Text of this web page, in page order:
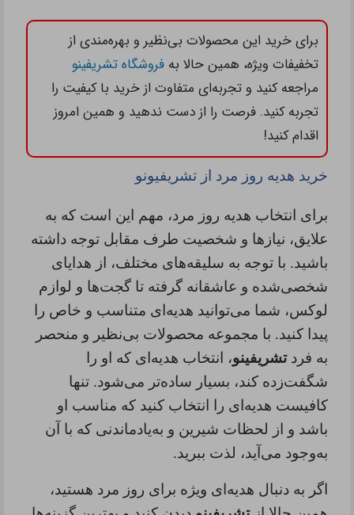
برای خرید این محصولات بی‌نظیر و بهره‌مندی از
تخفیفات ویژه، همین حالا به فروشگاه تشریفینو
مراجعه کنید و تجربه‌ای متفاوت از خرید با کیفیت را
تجربه کنید. فرصت را از دست ندهید و همین امروز
اقدام کنید!
خرید هدیه روز مرد از تشریفیونو
برای انتخاب هدیه روز مرد، مهم این است که به
علایق، نیازها و شخصیت طرف مقابل توجه داشته
باشید. با توجه به سلیقه‌های مختلف، از هدایای
شخصی‌شده و عاشقانه گرفته تا گجت‌ها و لوازم
لوکس، شما می‌توانید هدیه‌ای متناسب و خاص را
پیدا کنید. با مجموعه محصولات بی‌نظیر و منحصر
به فردتشریفینو، انتخاب هدیه‌ای که او را
شگفت‌زده کند، بسیار ساده‌تر می‌شود. تنها
کافیست هدیه‌ای را انتخاب کنید که مناسب او
باشد و از لحظات شیرین و به‌یادماندنی که با آن
به‌وجود می‌آید، لذت ببرید.
اگر به دنبال هدیه‌ای ویژه برای روز مرد هستید،